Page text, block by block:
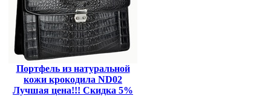
Портфель из натуральной
кожи крокодила ND02
Лучшая цена!!! Скидка 5%